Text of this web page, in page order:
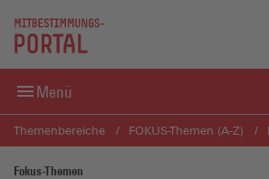
Direkt
Direkt
Menü
Themenbereiche FOKUS-Themen (A-Z)
Fokus-Themen